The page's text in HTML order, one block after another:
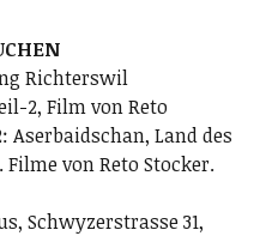
Richterswil
2, Film von Reto
Land des
von Reto Stocker.
Schwyzerstrasse 31,